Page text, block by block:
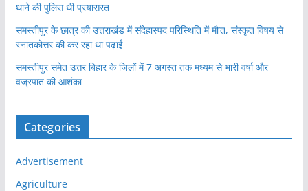
थाने की पुलिस थी प्रयासरत
समस्तीपुर के छात्र की उत्तराखंड में संदेहास्पद परिस्थिति में मौ’त, संस्कृत विषय से
स्नातकोत्तर की कर रहा था पढ़ाई
समस्तीपुर समेत उत्तर बिहार के जिलों में 7 अगस्त तक मध्यम से भारी वर्षा और
वज्रपात की आशंका
Categories
Advertisement
Agriculture